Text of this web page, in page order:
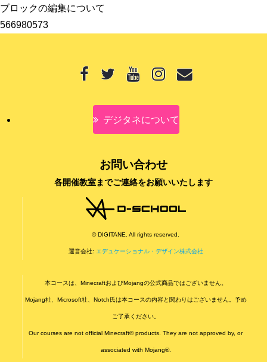
ブロックの編集について
566980573
デジタネについて
お問い合わせ
各開催教室までご連絡をお願いいたします
© DIGITANE. All rights reserved.
運営会社: エデュケーショナル・デザイン株式会社
本コースは、MinecraftおよびMojangの公式商品ではございません。
Mojang社、Microsoft社、Notch氏は本コースの内容と関わりはございません。予め
ご了承ください。
Our courses are not official Minecraft® products. They are not approved by, or
associated with Mojang®.